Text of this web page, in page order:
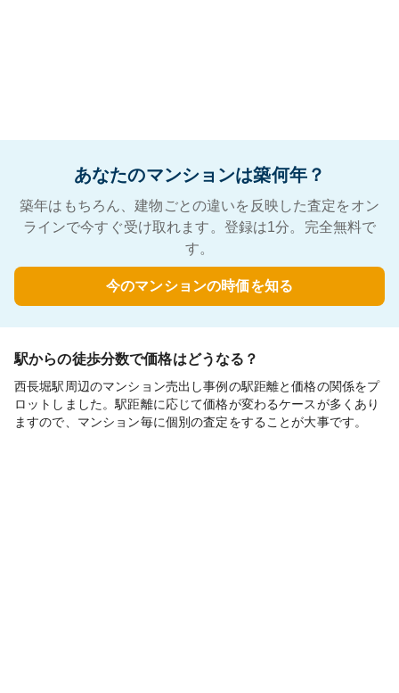
あなたのマンションは築何年？
築年はもちろん、建物ごとの違いを反映した査定をオン
ラインで今すぐ受け取れます。登録は1分。完全無料で
す。
今のマンションの時価を知る
駅からの徒歩分数で価格はどうなる？
西長堀駅周辺のマンション売出し事例の駅距離と価格の関係をプ
ロットしました。駅距離に応じて価格が変わるケースが多くあり
ますので、マンション毎に個別の査定をすることが大事です。